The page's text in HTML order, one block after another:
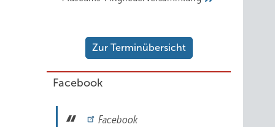
Zur Terminübersicht
Facebook
Facebook